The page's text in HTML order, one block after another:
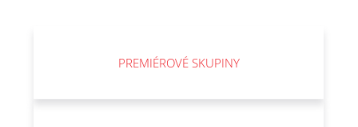
PREMIÉROVÉ SKUPINY